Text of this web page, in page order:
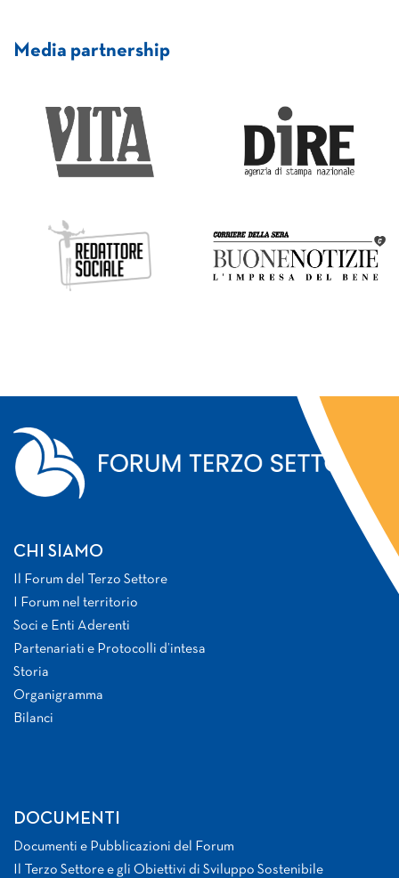
Media partnership
CHI SIAMO
Il Forum del Terzo Settore
I Forum nel territorio
Soci e Enti Aderenti
Partenariati e Protocolli d’intesa
Storia
Organigramma
Bilanci
DOCUMENTI
Documenti e Pubblicazioni del Forum
Il Terzo Settore e gli Obiettivi di Sviluppo Sostenibile